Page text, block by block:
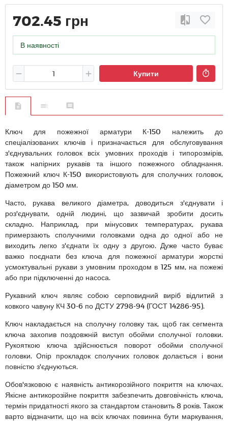
702.45 грн
В наявності
Купити
Ключ для пожежної арматури К-150 належить до
спеціалізованих ключів і призначається для обслуговування
з'єднувальних головок всіх умовних проходів і типорозмірів,
також напірних рукавів та іншого пожежного обладнання.
Пожежний ключ К-150 використовують для сполучних головок,
діаметром до 150 мм.
Часто, рукава великого діаметра, доводиться з'єднувати і
роз'єднувати, одній людині, що зазвичай зробити досить
складно. Наприклад, при мінусових температурах, рукава
примерзають сполучними головками одна до одної або не
виходить легко з'єднати їх одну з другою. Дуже часто буває
важко поєднати без ключа для пожежної арматури жорсткі
усмоктувальні рукави з умовним проходом в 125 мм, на пожежі
або при підключенні до насоса.
Рукавний ключ являє собою серповидний виріб відлитий з
ковкого чавуну КЧ 30-6 по ДСТУ 2798-94 (ГОСТ 14286-95).
Ключ накладається на сполучну головку так, щоб гак сегмента
ключа захопив поздовжній виступ обойми сполучної головки.
Рукояткою ключа здійснюється поворот обойми сполучної
головки. Опір прокладок сполучних головок долається і вони
повністю з'єднуються.
Обов'язковою є наявність антикорозійного покриття на ключах.
Якісне антикорозійне покриття забезпечить довговічність ключа,
термін придатності якого за стандартом становить 8 років. Також
варто відзначити, що на всіх ключах повинна бути маркування,